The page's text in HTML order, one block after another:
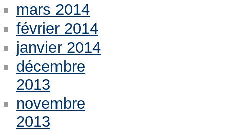
mars 2014
février 2014
janvier 2014
décembre
2013
novembre
2013